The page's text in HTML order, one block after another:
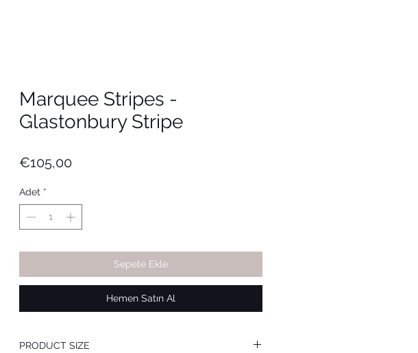
Marquee Stripes -
Glastonbury Stripe
€105,00Fiyat
Adet *
Sepete Ekle
Hemen Satın Al
PRODUCT SIZE